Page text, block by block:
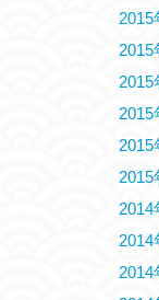
2015
2015
2015
2015
2015
2015
2014
2014
2014